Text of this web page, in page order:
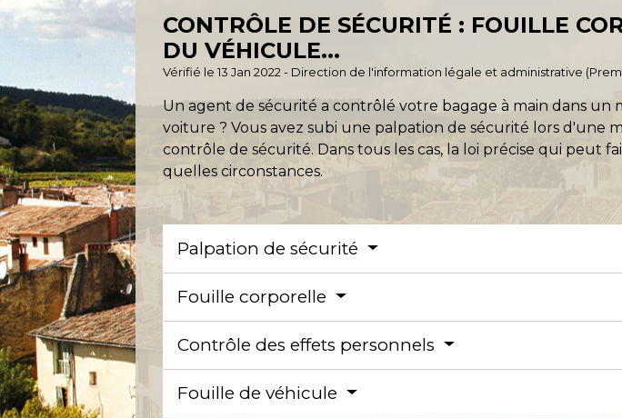
CONTRÔLE DE SÉCURITÉ : FOUILLE
DU VÉHICULE...
Vérifié le 13 Jan 2022 - Direction de l'information légale et administrative
Un agent de sécurité a contrôlé votre bagage à main dans
voiture ? Vous avez subi une palpation de sécurité lors d'une
contrôle de sécurité. Dans tous les cas, la loi précise qui peut
quelles circonstances.
Palpation de sécurité
Fouille corporelle
Contrôle des effets personnels
Fouille de véhicule